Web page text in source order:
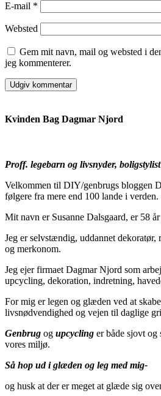
E-mail *
Websted
Gem mit navn, mail og websted i
jeg kommenterer.
Kvinden Bag Dagmar Njord
Proff. legebarn og livsnyder,
Velkommen til DIY/genbrugs bloggen
følgere fra mere end 100 lande i verden.
Mit navn er Susanne Dalsgaard, er 58
Jeg er selvstændig, uddannet dekoratør,
og merkonom.
Jeg ejer firmaet Dagmar Njord som
upcycling, dekoration, indretning,
For mig er legen og glæden ved at
livsnødvendighed og vejen til daglige
Genbrug og upcycling er både sjovt og
vores miljø.
Så hop ud i glæden og leg med mig-
og husk at der er meget at glæde sig